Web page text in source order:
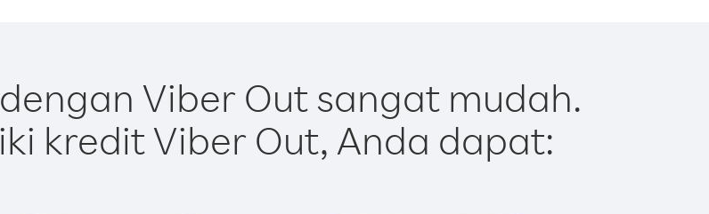
Viber Out sangat mudah.
kredit Viber Out, Anda dapat: